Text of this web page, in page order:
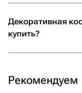
Декоративная
купить?
Рекомендуем